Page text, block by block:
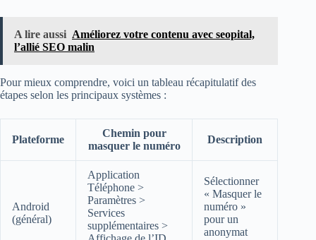
A lire aussi Améliorez votre contenu avec seopital,
l’allié SEO malin
Pour mieux comprendre, voici un tableau récapitulatif des
étapes selon les principaux systèmes :
Plateforme
Chemin pour
masquer le numéro
Description
Android
(général)
Application
Téléphone >
Paramètres >
Services
supplémentaires >
Sélectionner
« Masquer le
numéro »
pour un
anonymat